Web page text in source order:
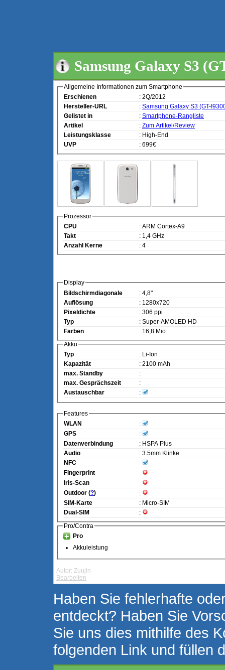
Samsung Galaxy S3
Allgemeine Informationen zum Smartphone
Erschienen
: 2Q/2012
Hersteller-URL
: Samsung Galaxy S3 (GT-
Gelistet in
: Smartphone-Rangliste
Artikel
: Zum Artikel/Review
Leistungsklasse
: High-End
UVP
: 699€
Prozessor
CPU
: ARM Cortex-A9
Takt
: 1,4 GHz
Anzahl Kerne
: 4
Display
Bildschirmdiagonale
: 4,8"
Auflösung
: 1280x720
Pixeldichte
: 306 ppi
Typ
: Super-AMOLED HD
Farben
: 16,8 Mio.
Akku
Typ
: Li-Ion
Kapazität
: 2100 mAh
max. Standby
:
max. Gesprächszeit
:
Austauschbar
:
Features
WLAN
:
GPS
:
Datenverbindung
: HSPA Plus
Audio
: 3.5mm Klinke
NFC
:
Fingerprint
:
Iris-Scan
:
Outdoor (?)
:
SIM-Karte
: Micro-SIM
Dual-SIM
:
Pro/Contra
Pro
Akkuleistung
Autor: Zuujin
Bearbeiten
Haben Sie fehlerhafte
entdeckt? Haben Sie
Sie uns dies mithilfe des
folgenden Link und füllen